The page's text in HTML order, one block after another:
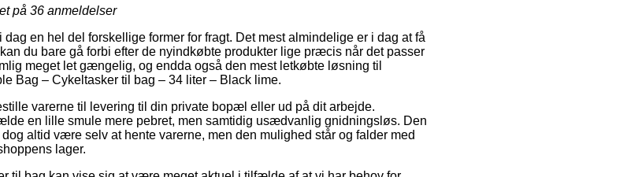
på 36 anmeldelser
en hel del forskellige former for fragt. Det mest almindelige er i dag at få
du bare gå forbi efter de nyindkøbte produkter lige præcis når det passer
meget let gængelig, og endda også den mest letkøbte løsning til
Bag – Cykeltasker til bag – 34 liter – Black lime.
varerne til levering til din private bopæl eller ud på dit arbejde.
en lille smule mere pebret, men samtidig usædvanlig gnidningsløs. Den
altid være selv at hente varerne, men den mulighed står og falder med
lager.